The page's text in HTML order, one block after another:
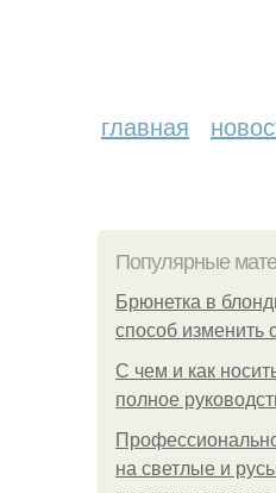
главная
Популярные
Брюнетка в
способ изменить
С чем и как
полное
на светлые и